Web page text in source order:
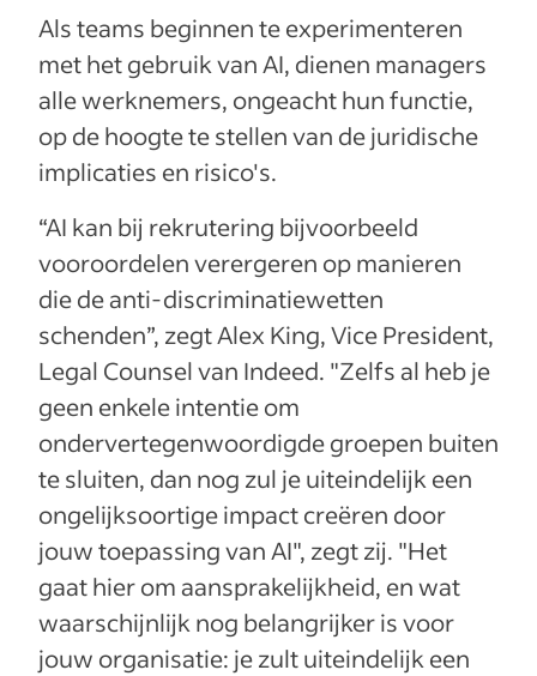
Als teams beginnen te experimenteren
met het gebruik van AI, dienen managers
alle werknemers, ongeacht hun functie,
op de hoogte te stellen van de juridische
implicaties en risico's.
“AI kan bij rekrutering bijvoorbeeld
vooroordelen verergeren op manieren
die de anti-discriminatiewetten
schenden”, zegt Alex King, Vice President,
Legal Counsel van Indeed. "Zelfs al heb je
geen enkele intentie om
ondervertegenwoordigde groepen buiten
te sluiten, dan nog zul je uiteindelijk een
ongelijksoortige impact creëren door
jouw toepassing van AI", zegt zij. "Het
gaat hier om aansprakelijkheid, en wat
waarschijnlijk nog belangrijker is voor
jouw organisatie: je zult uiteindelijk een